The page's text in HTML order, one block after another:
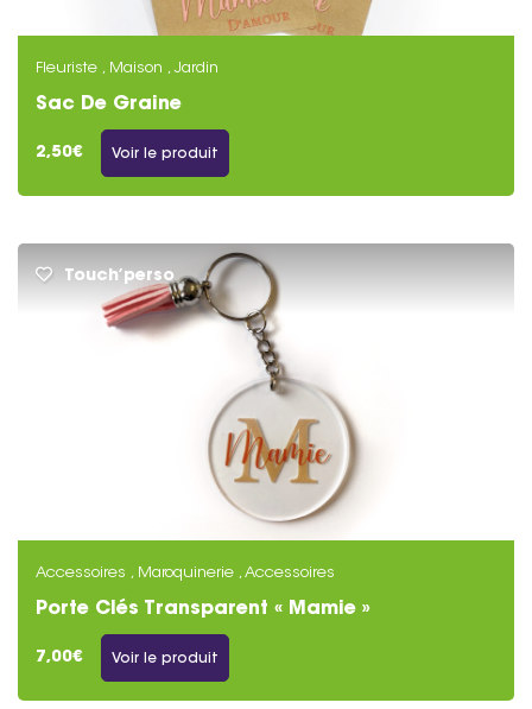
Fleuriste , Maison , Jardin
Sac De Graine
2,50€ Voir le produit
Touch’perso
Accessoires , Maroquinerie , Accessoires
Porte Clés Transparent « Mamie »
7,00€ Voir le produit